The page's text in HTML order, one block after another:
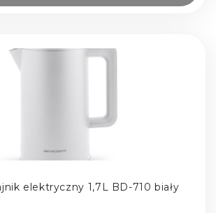
BERDSEN Czajnik elektryczny 1,7L BD-710 biały